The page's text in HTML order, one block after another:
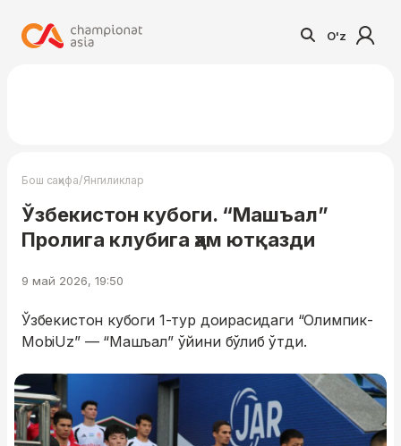
O'z
Бош саҳифа/Янгиликлар
Ўзбекистон кубоги. “Машъал”
Пролига клубига ҳам ютқазди
9 май 2026, 19:50
Ўзбекистон кубоги 1-тур доирасидаги “Олимпик-
MobiUz” — “Машъал” ўйини бўлиб ўтди.